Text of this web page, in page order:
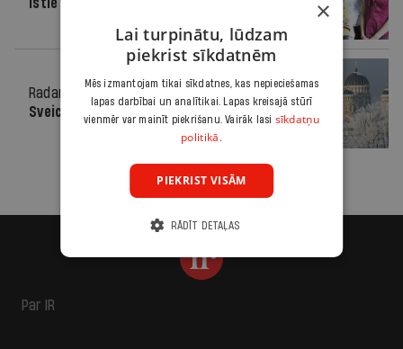
Īstie krievi
Radars
Sveic pareizticīgos Ziemassvētkos
Par IR
×
Lai turpinātu, lūdzam
piekrist sīkdatnēm
Mēs izmantojam tikai sīkdatnes, kas nepieciešamas
lapas darbībai un analītikai. Lapas kreisajā stūrī
vienmēr var mainīt piekrišanu. Vairāk lasi sīkdatņu
politikā.
PIEKRIST VISĀM
RĀDĪT DETAĻAS